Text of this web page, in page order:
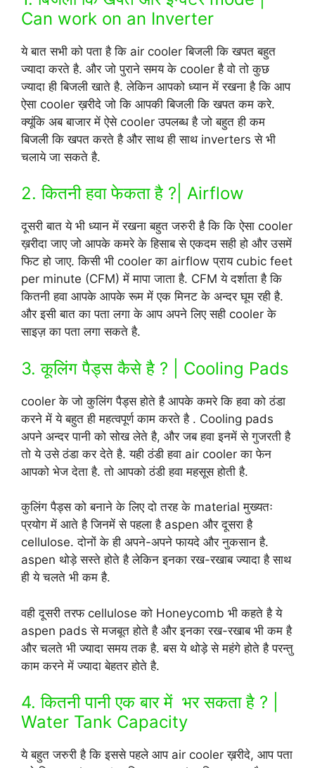
Can work on an Inverter
ये बात सभी को पता है कि air cooler बिजली कि खपत बहुत
ज्यादा करते है. और जो पुराने समय के cooler है वो तो कुछ
ज्यादा ही बिजली खाते है. लेकिन आपको ध्यान में रखना है कि आप
ऐसा cooler ख़रीदे जो कि आपकी बिजली कि खपत कम करे.
क्यूंकि अब बाजार में ऐसे cooler उपलब्ध है जो बहुत ही कम
बिजली कि खपत करते है और साथ ही साथ inverters से भी
चलाये जा सकते है.
2. कितनी हवा फेकता है ?| Airflow
दूसरी बात ये भी ध्यान में रखना बहुत जरुरी है कि कि ऐसा cooler
ख़रीदा जाए जो आपके कमरे के हिसाब से एकदम सही हो और उसमें
फिट हो जाए. किसी भी cooler का airflow प्राय cubic feet
per minute (CFM) में मापा जाता है. CFM ये दर्शाता है कि
कितनी हवा आपके आपके रूम में एक मिनट के अन्दर घूम रही है.
और इसी बात का पता लगा के आप अपने लिए सही cooler के
साइज़ का पता लगा सकते है.
3. कूलिंग पैड्स कैसे है ? | Cooling Pads
cooler के जो कुलिंग पैड्स होते है आपके कमरे कि हवा को ठंडा
करने में ये बहुत ही महत्वपूर्ण काम करते है . Cooling pads
अपने अन्दर पानी को सोख लेते है, और जब हवा इनमें से गुजरती है
तो ये उसे ठंडा कर देते है. यही ठंडी हवा air cooler का फेन
आपको भेज देता है. तो आपको ठंडी हवा महसूस होती है.
कुलिंग पैड्स को बनाने के लिए दो तरह के material मुख्यतः
प्रयोग में आते है जिनमें से पहला है aspen और दूसरा है
cellulose. दोनों के ही अपने-अपने फायदे और नुकसान है.
aspen थोड़े सस्ते होते है लेकिन इनका रख-रखाब ज्यादा है साथ
ही ये चलते भी कम है.
वही दूसरी तरफ cellulose को Honeycomb भी कहते है ये
aspen pads से मजबूत होते है और इनका रख-रखाब भी कम है
और चलते भी ज्यादा समय तक है. बस ये थोड़े से महंगे होते है परन्तु
काम करने में ज्यादा बेहतर होते है.
4. कितनी पानी एक बार में भर सकता है ? |
Water Tank Capacity
ये बहुत जरुरी है कि इससे पहले आप air cooler ख़रीदे, आप पता